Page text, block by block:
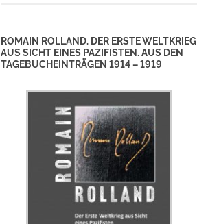
ROMAIN ROLLAND. DER ERSTE WELTKRIEG
AUS SICHT EINES PAZIFISTEN. AUS DEN
TAGEBUCHEINTRÄGEN 1914 – 1919